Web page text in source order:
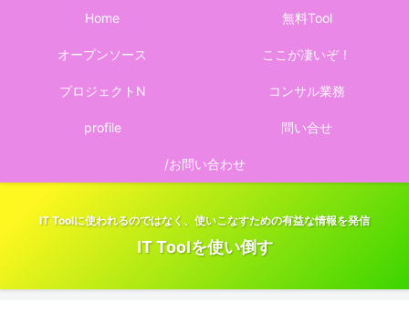
IT Toolに使われるのではなく、使いこなすための有益な情報を発信
IT Toolを使い倒す
Home 無料Tool
オープンソース ここが凄いぞ！
プロジェクトN コンサル業務
profile 問い合せ
/お問い合わせ